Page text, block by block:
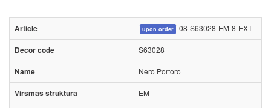
upon order 08-S63028-EM-8-EXT
S63028
Nero Portoro
EM